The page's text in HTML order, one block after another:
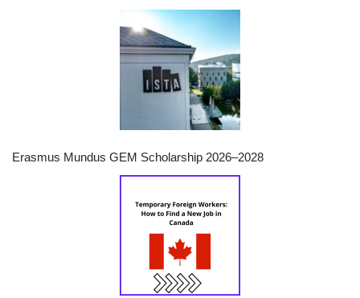
Erasmus Mundus GEM Scholarship 2026–2028